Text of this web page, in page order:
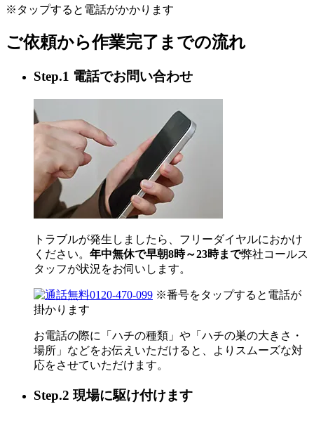
※タップすると電話がかかります
ご依頼から作業完了までの流れ
Step.1 電話でお問い合わせ
トラブルが発生しましたら、フリーダイヤルにおかけ
ください。 年中無休で早朝8時～23時まで弊社コールス
タッフが状況をお伺いします。
0120-470-099 ※番号をタップすると電話が
掛かります
お電話の際に「ハチの種類」や「ハチの巣の大きさ・
場所」などをお伝えいただけると、よりスムーズな対
応をさせていただけます。
Step.2 現場に駆け付けます